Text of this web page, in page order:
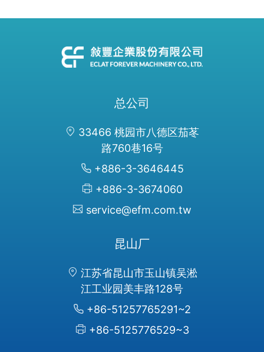
总公司
33466 桃园市八德区茄苳
路760巷16号
+886-3-3646445
+886-3-3674060
service@efm.com.tw
昆山厂
江苏省昆山市玉山镇吴淞
江工业园美丰路128号
+86-51257765291~2
+86-5125776529~3